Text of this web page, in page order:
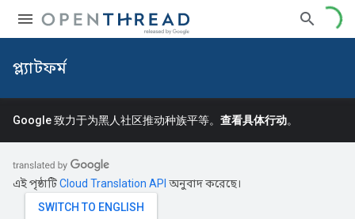
প্ল্যাটফর্ম
Google 致力于为黑人社区推动种族平等。 查看具体行动。
এই পৃষ্ঠাটিCloud Translation API অনুবাদ করেছে।